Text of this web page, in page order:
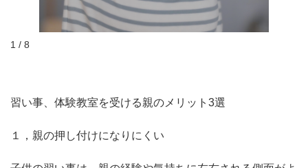
1 / 8
習い事、体験教室を受ける親のメリット3選
１，親の押し付けになりにくい